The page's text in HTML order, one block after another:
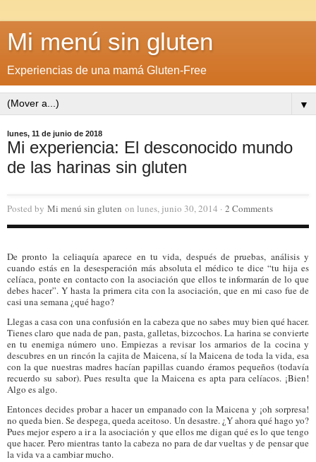
Mi menú sin gluten
Experiencias de una mamá Gluten-Free
▼
lunes, 11 de junio de 2018
Mi experiencia: El desconocido mundo
de las harinas sin gluten
Posted by Mi menú sin gluten on lunes, junio 30, 2014 · 2 Comments
De pronto la celiaquía aparece en tu vida, después de pruebas, análisis y
cuando estás en la desesperación más absoluta el médico te dice “tu hija es
celíaca, ponte en contacto con la asociación que ellos te informarán de lo que
debes hacer”. Y hasta la primera cita con la asociación, que en mi caso fue de
casi una semana ¿qué hago?
Llegas a casa con una confusión en la cabeza que no sabes muy bien qué hacer.
Tienes claro que nada de pan, pasta, galletas, bizcochos. La harina se convierte
en tu enemiga número uno. Empiezas a revisar los armarios de la cocina y
descubres en un rincón la cajita de Maicena, sí la Maicena de toda la vida, esa
con la que nuestras madres hacían papillas cuando éramos pequeños (todavía
recuerdo su sabor). Pues resulta que la Maicena es apta para celíacos. ¡Bien!
Algo es algo.
Entonces decides probar a hacer un empanado con la Maicena y ¡oh sorpresa!
no queda bien. Se despega, queda aceitoso. Un desastre. ¿Y ahora qué hago yo?
Pues mejor espero a ir a la asociación y que ellos me digan qué es lo que tengo
que hacer. Pero mientras tanto la cabeza no para de dar vueltas y de pensar que
la vida va a cambiar mucho.